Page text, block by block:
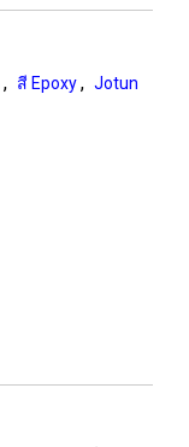
, สี Epoxy, Jotun